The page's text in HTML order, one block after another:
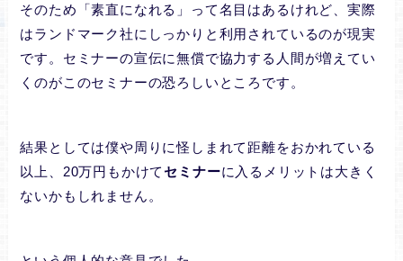
そのため「素直になれる」って名目はあるけれど、実際
はランドマーク社にしっかりと利用されているのが現実
です。セミナーの宣伝に無償で協力する人間が増えてい
くのがこのセミナーの恐ろしいところです。
結果としては僕や周りに怪しまれて距離をおかれている
以上、20万円もかけて セミナーに入るメリットは大きく
ないかもしれません。